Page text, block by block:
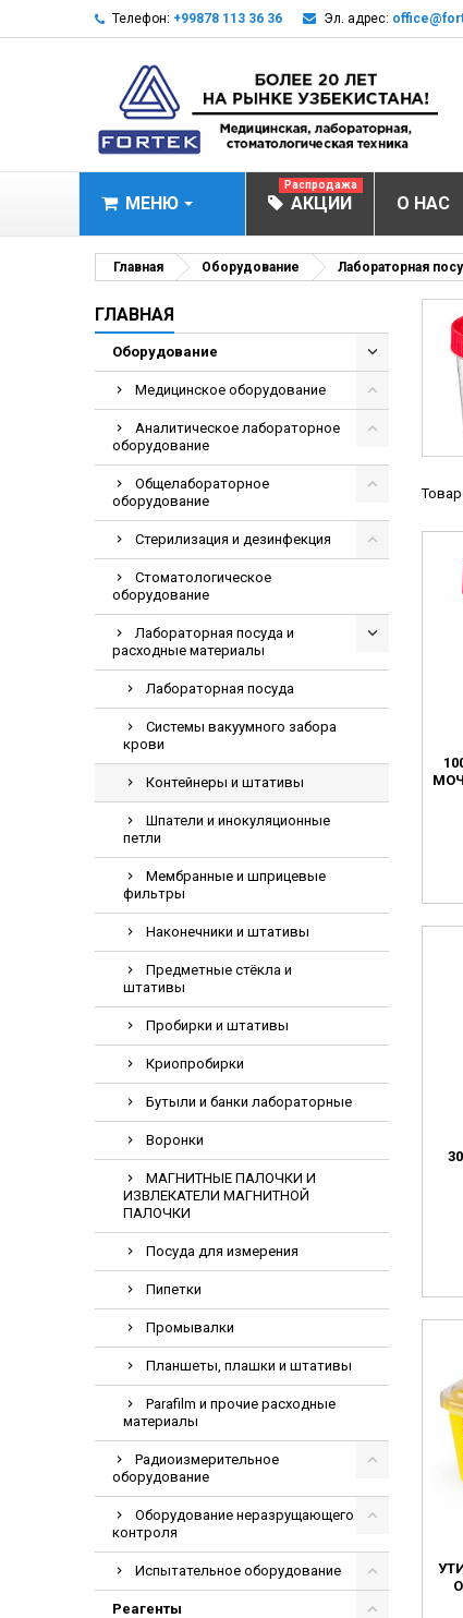
Телефон: +99878 113 36 36 Эл. адрес:
МЕНЮ
Анализатор
Анализаторы
Инкубаторы
ИФА-
Насосы
ПЦР
АКЦИИ
Распродажа
О НАС
Главная Оборудование Лабораторная
ГЛАВНАЯ
Оборудование
Медицинское оборудование
Аналитическое лабораторное
оборудование
Общелабораторное
оборудование
Стерилизация и дезинфекция
Стоматологическое
оборудование
Лабораторная посуда и
расходные материалы
Лабораторная посуда
Системы вакуумного забора
крови
Контейнеры и штативы
Шпатели и инокуляционные
петли
Мембранные и шприцевые
фильтры
Наконечники и штативы
Предметные стёкла и
штативы
Пробирки и штативы
Криопробирки
Бутыли и банки лабораторные
Воронки
МАГНИТНЫЕ ПАЛОЧКИ И
ИЗВЛЕКАТЕЛИ МАГНИТНОЙ
ПАЛОЧКИ
Посуда для измерения
Пипетки
Промывалки
Планшеты, плашки и штативы
Parafilm и прочие расходные
материалы
Радиоизмерительное
оборудование
Оборудование неразрущающего
контроля
Испытательное оборудование
Реагенты